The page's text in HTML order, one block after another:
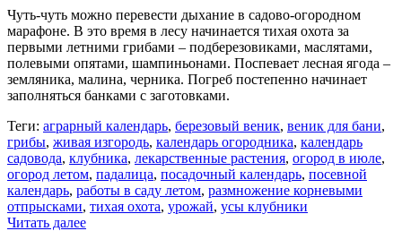
Чуть-чуть можно перевести дыхание в садово-огородном
марафоне. В это время в лесу начинается тихая охота за
первыми летними грибами – подберезовиками, маслятами,
полевыми опятами, шампиньонами. Поспевает лесная ягода –
земляника, малина, черника. Погреб постепенно начинает
заполняться банками с заготовками.
Теги: аграрный календарь, березовый веник, веник для бани,
грибы, живая изгородь, календарь огородника, календарь
садовода, клубника, лекарственные растения, огород в июле,
огород летом, падалица, посадочный календарь, посевной
календарь, работы в саду летом, размножение корневыми
отпрысками, тихая охота, урожай, усы клубники
Читать далее